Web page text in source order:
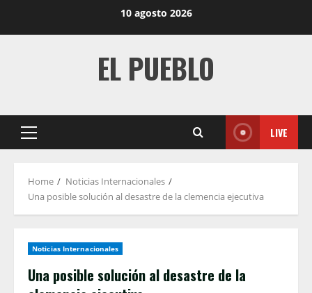
10 agosto 2026
EL PUEBLO
Primary
LIVE
Home
Noticias Internacionales
Una posible solución al desastre de la clemencia ejecutiva
Noticias Internacionales
Una posible solución al desastre de la